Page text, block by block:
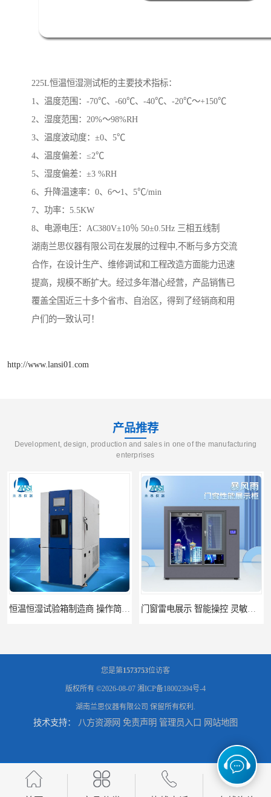
225L恒温恒湿测试柜的主要技术指标：
1、温度范围：-70℃、-60℃、-40℃、-20℃～+150℃
2、湿度范围：20%～98%RH
3、温度波动度：±0、5℃
4、温度偏差：≤2℃
5、湿度偏差：±3 %RH
6、升降温速率：0、6～1、5℃/min
7、功率：5.5KW
8、电源电压：AC380V±10％ 50±0.5Hz 三相五线制
湖南兰思仪器有限公司在发展的过程中,不断与多方交流
合作，在设计生产、维修调试和工程改造方面能力迅速
提高，规模不断扩大。经过多年潜心经营，产品销售已
覆盖全国近三十多个省市、自治区，得到了经销商和用
户们的一致认可！
http://www.lansi01.com
产品推荐
Development, design, production and sales in one of the manufacturing
enterprises
门窗雷电展示 智能操控 灵敏方便
门窗暴风雨展示设备 简洁灵敏 灵敏方便 门窗风雨测试机 操作简单 使用寿命长
您是第1573753位访客
版权所有 ©2026-08-07 湘ICP备18002394号-4
湖南兰思仪器有限公司 保留所有权利.
技术支持： 八方资源网 免责声明 管理员入口 网站地图